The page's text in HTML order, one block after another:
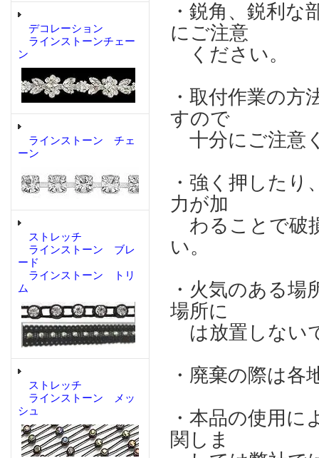
デコレーション
ラインストーンチェー
ン
ラインストーン チェ
ーン
ストレッチ
ラインストーン ブレ
ード
ラインストーン トリ
ム
ストレッチ
ラインストーン メッ
シュ
・鋭角、鋭利
にご注意
ください。
・取付作業の
すので
十分にご注意
・強く押した
力が加
わることで破
い。
・火気のある場
場所に
は放置しない
・廃棄の際は
・本品の使用
関しま